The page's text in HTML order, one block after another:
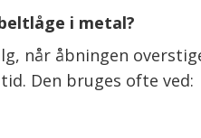
i metal?
når åbningen
Den bruges ofte ved: